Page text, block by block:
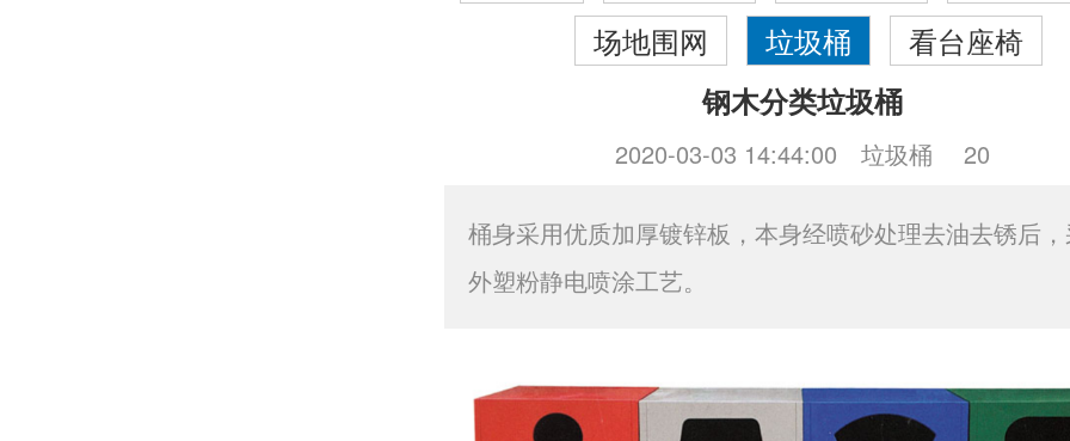
场地围网
垃圾桶 看台座椅
钢木分类垃圾桶
2020-03-03 14:44:00 垃圾桶 20
桶身采用优质加厚镀锌板，本身经喷砂处理去油去锈后
外塑粉静电喷涂工艺。